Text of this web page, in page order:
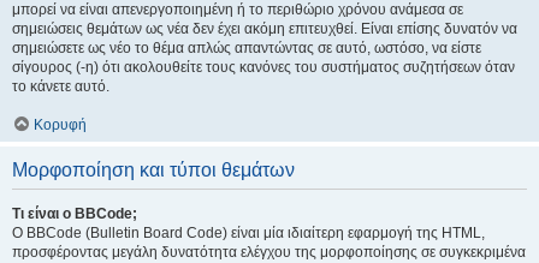
μπορεί να είναι απενεργοποιημένη ή το περιθώριο χρόνου ανάμεσα σε
σημειώσεις θεμάτων ως νέα δεν έχει ακόμη επιτευχθεί. Είναι επίσης δυνατόν να
σημειώσετε ως νέο το θέμα απλώς απαντώντας σε αυτό, ωστόσο, να είστε
σίγουρος (-η) ότι ακολουθείτε τους κανόνες του συστήματος συζητήσεων όταν
το κάνετε αυτό.
Κορυφή
Μορφοποίηση και τύποι θεμάτων
Τι είναι ο BBCode;
Ο BBCode (Bulletin Board Code) είναι μία ιδιαίτερη εφαρμογή της HTML,
προσφέροντας μεγάλη δυνατότητα ελέγχου της μορφοποίησης σε συγκεκριμένα